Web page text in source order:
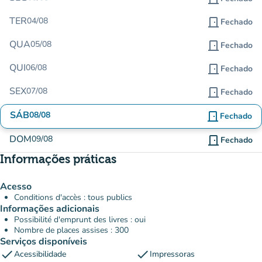
TER04/08 door_front Fechado
QUA05/08 door_front Fechado
QUI06/08 door_front Fechado
SEX07/08 door_front Fechado
SÁB08/08 door_front Fechado
DOM09/08 door_front Fechado
Informações práticas
Acesso
Conditions d'accès : tous publics
Informações adicionais
Possibilité d'emprunt des livres : oui
Nombre de places assises : 300
Serviços disponíveis
checkAcessibilidade check Impressoras